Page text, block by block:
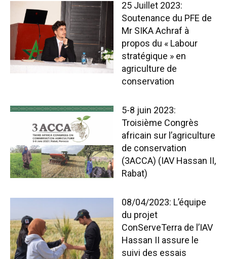
25 Juillet 2023:
Soutenance du PFE de
Mr SIKA Achraf à
propos du « Labour
stratégique » en
agriculture de
conservation
5-8 juin 2023:
Troisième Congrès
africain sur l’agriculture
de conservation
(3ACCA) (IAV Hassan II,
Rabat)
08/04/2023: L’équipe
du projet
ConServeTerra de l’IAV
Hassan II assure le
suivi des essais